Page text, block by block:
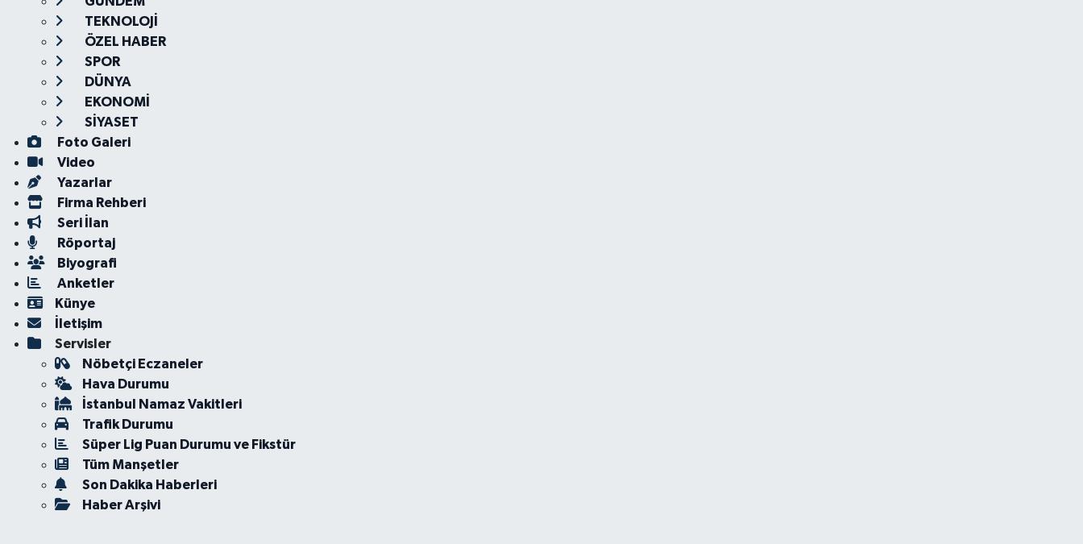
TEKNOLOJİ
ÖZEL HABER
SPOR
DÜNYA
EKONOMİ
SİYASET
Foto Galeri
Video
Yazarlar
Firma Rehberi
Seri İlan
Röportaj
Biyografi
Anketler
Künye
İletişim
Servisler
Nöbetçi Eczaneler
Hava Durumu
İstanbul Namaz Vakitleri
Trafik Durumu
Süper Lig Puan Durumu ve Fikstür
Tüm Manşetler
Son Dakika Haberleri
Haber Arşivi